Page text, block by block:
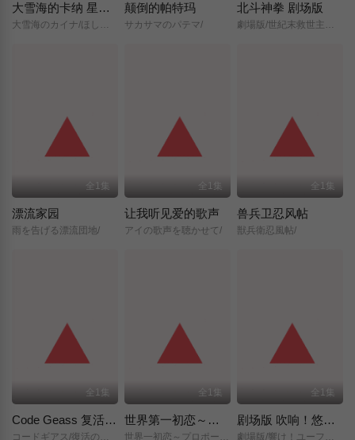
大雪海的卡纳 星之贤者
大雪海のカイナ/ほしのけんじゃ/
颠倒的帕特玛
サカサマのパテマ/
北斗神拳 剧场版
劇場版/世紀末救世主伝説/北斗の拳/
全1集
漂流家园
雨を告げる漂流団地/
全1集
让我听见爱的歌声
アイの歌声を聴かせて/
全1集
兽兵卫忍风帖
獣兵衛忍風帖/
全1集
Code Geass 复活的鲁路修
全1集
世界第一初恋～求婚篇～
全1集
剧场版 吹响！悠风号～想要传达的旋律～